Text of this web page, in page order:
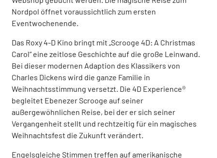
Nordpol öffnet voraussichtlich zum ersten
Eventwochenende.
Das Roxy 4-D Kino bringt mit „Scrooge 4D: A Christmas
Carol“ eine zeitlose Geschichte auf die große Leinwand.
Bei dieser modernen Adaption des Klassikers von
Charles Dickens wird die ganze Familie in
Weihnachtsstimmung versetzt. Die 4D Experience®
begleitet Ebenezer Scrooge auf seiner
außergewöhnlichen Reise, bei der er sich seiner
Vergangenheit stellt und rechtzeitig für ein magisches
Weihnachtsfest die Zukunft verändert.
Engelsgleiche Stimmen treffen auf amerikanische